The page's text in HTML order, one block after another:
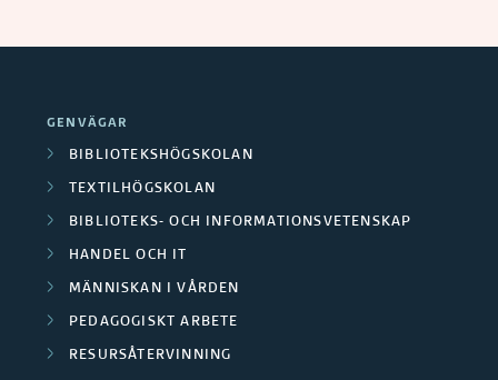
GENVÄGAR
BIBLIOTEKSHÖGSKOLAN
TEXTILHÖGSKOLAN
BIBLIOTEKS- OCH INFORMATIONSVETENSKAP
HANDEL OCH IT
MÄNNISKAN I VÅRDEN
PEDAGOGISKT ARBETE
RESURSÅTERVINNING